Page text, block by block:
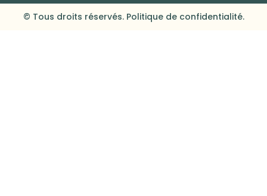
© Tous droits réservés. Politique de confidentialité.